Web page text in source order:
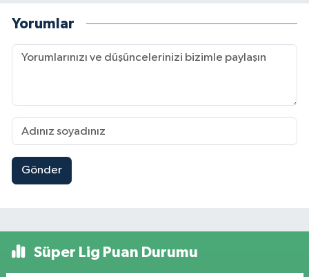
Yorumlar
Gönder
Süper Lig Puan Durumu